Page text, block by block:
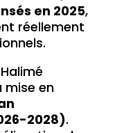
en 2025,
réellement
mise en
2028).